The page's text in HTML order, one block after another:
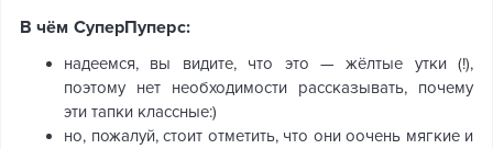
В чём СуперПуперс:
надеемся, вы видите, что это — жёлтые утки (!),
поэтому нет необходимости рассказывать, почему
эти тапки классные:)
но, пожалуй, стоит отметить, что они оочень мягкие и